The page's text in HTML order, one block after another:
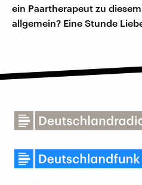
ein Paartherapeut zu
allgemein? Eine Stunde